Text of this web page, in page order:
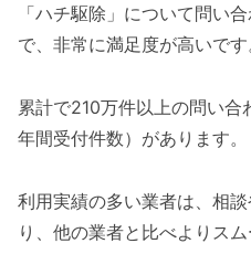
「ハチ駆除」について問い
で、非常に満足度が高いです
累計で210万件以上の問い
年間受付件数）があります。
利用実績の多い業者は、相
り、他の業者と比べよりス